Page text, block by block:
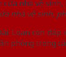
nhà vệ sinh,
Loan còn đáp
phòng trong